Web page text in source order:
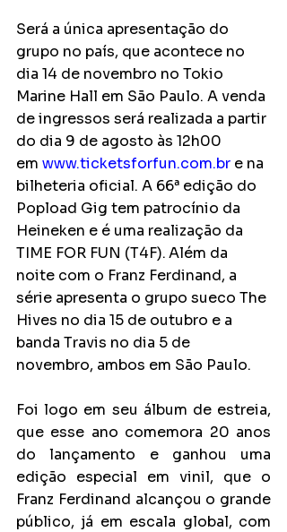
Será a única apresentação do
grupo no país, que acontece no
dia 14 de novembro no Tokio
Marine Hall em São Paulo. A venda
de ingressos será realizada a partir
do dia 9 de agosto às 12h00
em www.ticketsforfun.com.br e na
bilheteria oficial. A 66ª edição do
Popload Gig tem patrocínio da
Heineken e é uma realização da
TIME FOR FUN (T4F).Além da
noite com o Franz Ferdinand, a
série apresenta o grupo sueco The
Hives no dia 15 de outubro e a
banda Travis no dia 5 de
novembro, ambos em São Paulo.
Foi logo em seu álbum de estreia,
que esse ano comemora 20 anos
do lançamento e ganhou uma
edição especial em vinil, que o
Franz Ferdinand alcançou o grande
público, já em escala global, com